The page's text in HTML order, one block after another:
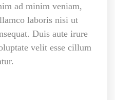
ad minim veniam,
laboris nisi ut
Duis aute irure
velit esse cillum